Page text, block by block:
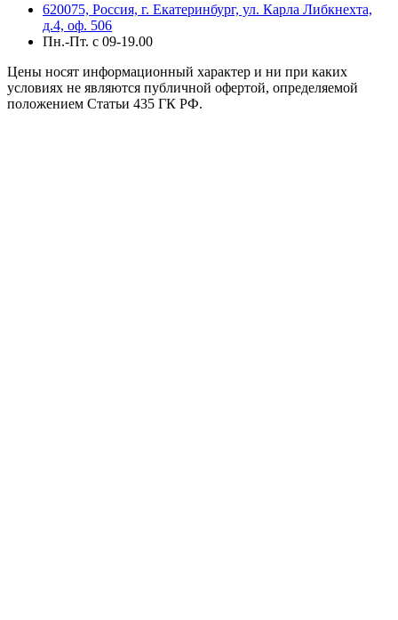
620075, Россия, г. Екатеринбург, ул. Карла Либкнехта,
д.4, оф. 506
Пн.-Пт. с 09-19.00
Цены носят информационный характер и ни при каких
условиях не являются публичной офертой, определяемой
положением Статьи 435 ГК РФ.